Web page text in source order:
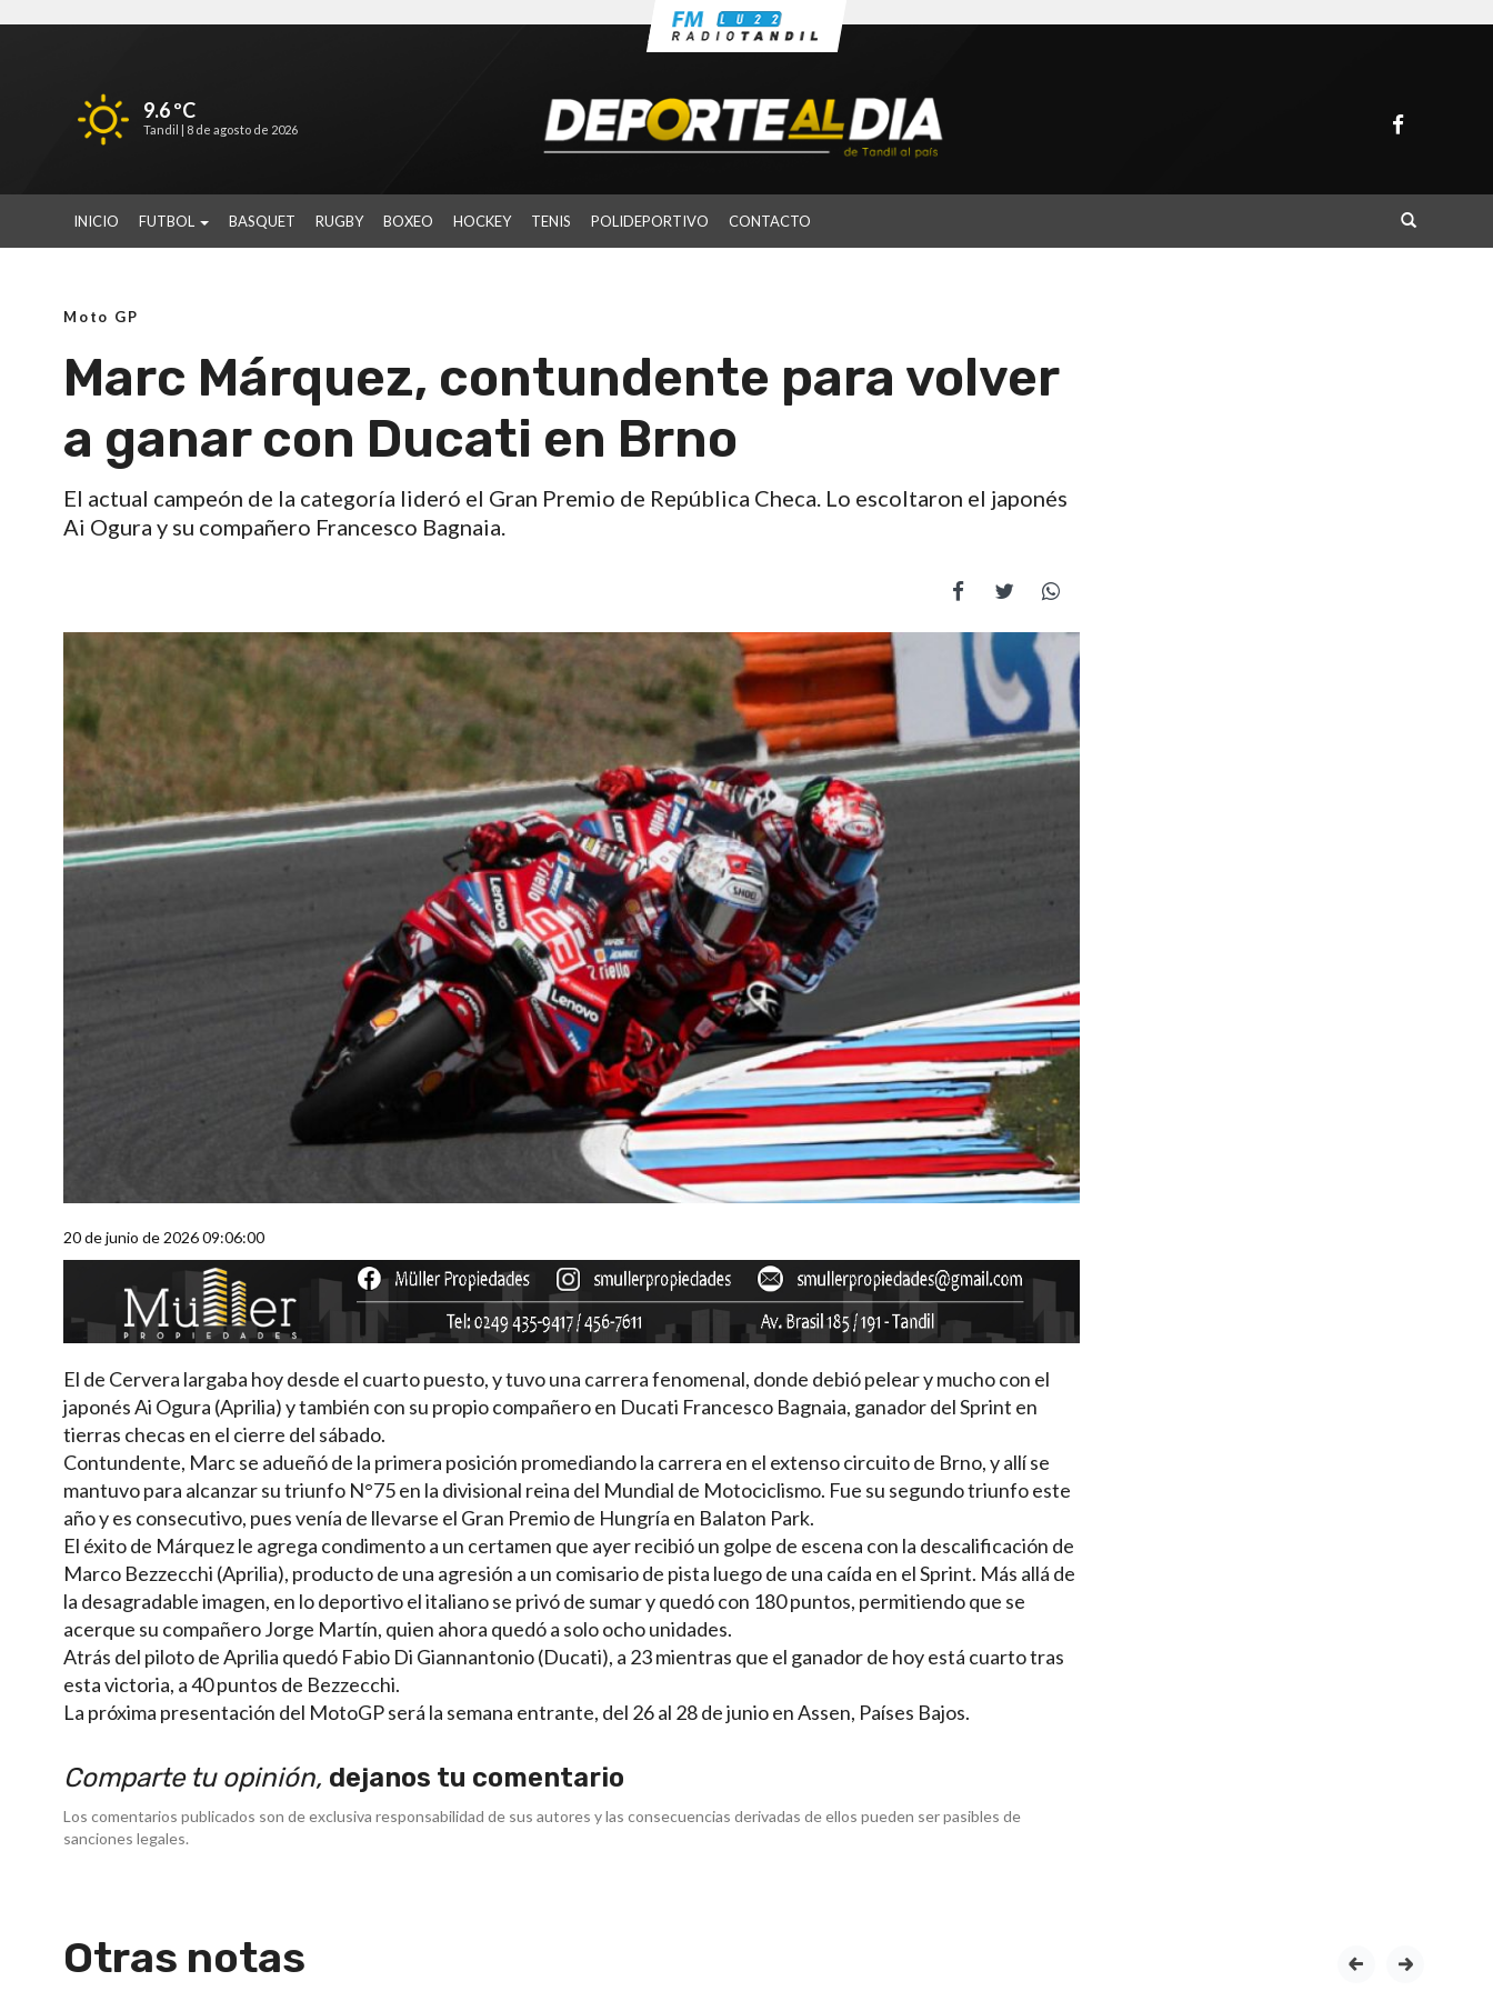
9.6 ºC
Tandil | 8 de agosto de 2026
INICIO FUTBOL BASQUET RUGBY BOXEO HOCKEY TENIS POLIDEPORTIVO CONTACTO
Moto GP
Marc Márquez, contundente para volver
a ganar con Ducati en Brno
El actual campeón de la categoría lideró el Gran Premio de República Checa. Lo escoltaron el japonés
Ai Ogura y su compañero Francesco Bagnaia.
20 de junio de 2026 09:06:00
El de Cervera largaba hoy desde el cuarto puesto, y tuvo una carrera fenomenal, donde debió pelear y mucho con el
japonés Ai Ogura (Aprilia) y también con su propio compañero en Ducati Francesco Bagnaia, ganador del Sprint en
tierras checas en el cierre del sábado.
Contundente, Marc se adueñó de la primera posición promediando la carrera en el extenso circuito de Brno, y allí se
mantuvo para alcanzar su triunfo N°75 en la divisional reina del Mundial de Motociclismo. Fue su segundo triunfo este
año y es consecutivo, pues venía de llevarse el Gran Premio de Hungría en Balaton Park.
El éxito de Márquez le agrega condimento a un certamen que ayer recibió un golpe de escena con la descalificación de
Marco Bezzecchi (Aprilia), producto de una agresión a un comisario de pista luego de una caída en el Sprint. Más allá de
la desagradable imagen, en lo deportivo el italiano se privó de sumar y quedó con 180 puntos, permitiendo que se
acerque su compañero Jorge Martín, quien ahora quedó a solo ocho unidades.
Atrás del piloto de Aprilia quedó Fabio Di Giannantonio (Ducati), a 23 mientras que el ganador de hoy está cuarto tras
esta victoria, a 40 puntos de Bezzecchi.
La próxima presentación del MotoGP será la semana entrante, del 26 al 28 de junio en Assen, Países Bajos.
Comparte tu opinión, dejanos tu comentario
Los comentarios publicados son de exclusiva responsabilidad de sus autores y las consecuencias derivadas de ellos pueden ser pasibles de
sanciones legales.
Otras notas prev next